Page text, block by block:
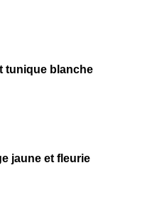
tunique blanche
jaune et fleurie